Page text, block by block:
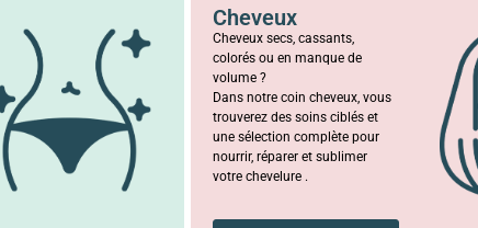
Cheveux
Cheveux secs, cassants,
colorés ou en manque de
volume ?
Dans notre coin cheveux, vous
trouverez des soins ciblés et
une sélection complète pour
nourrir, réparer et sublimer
votre chevelure .